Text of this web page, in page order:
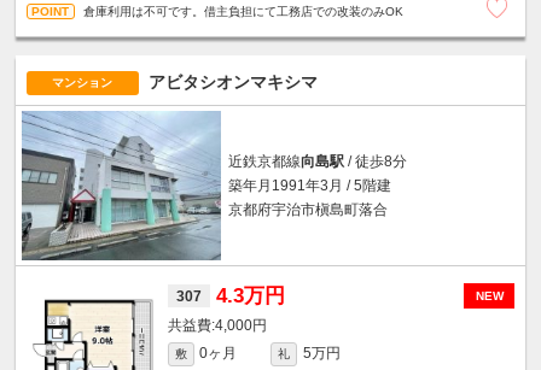
倉庫利用は不可です。借主負担にて工務店での改装のみOK
マンション アビタシオンマキシマ
近鉄京都線向島駅/ 徒歩8分
築年月1991年3月 / 5階建
京都府宇治市槇島町落合
NEW
307 4.3万円
4,000円
敷 0ヶ月 礼
5万円